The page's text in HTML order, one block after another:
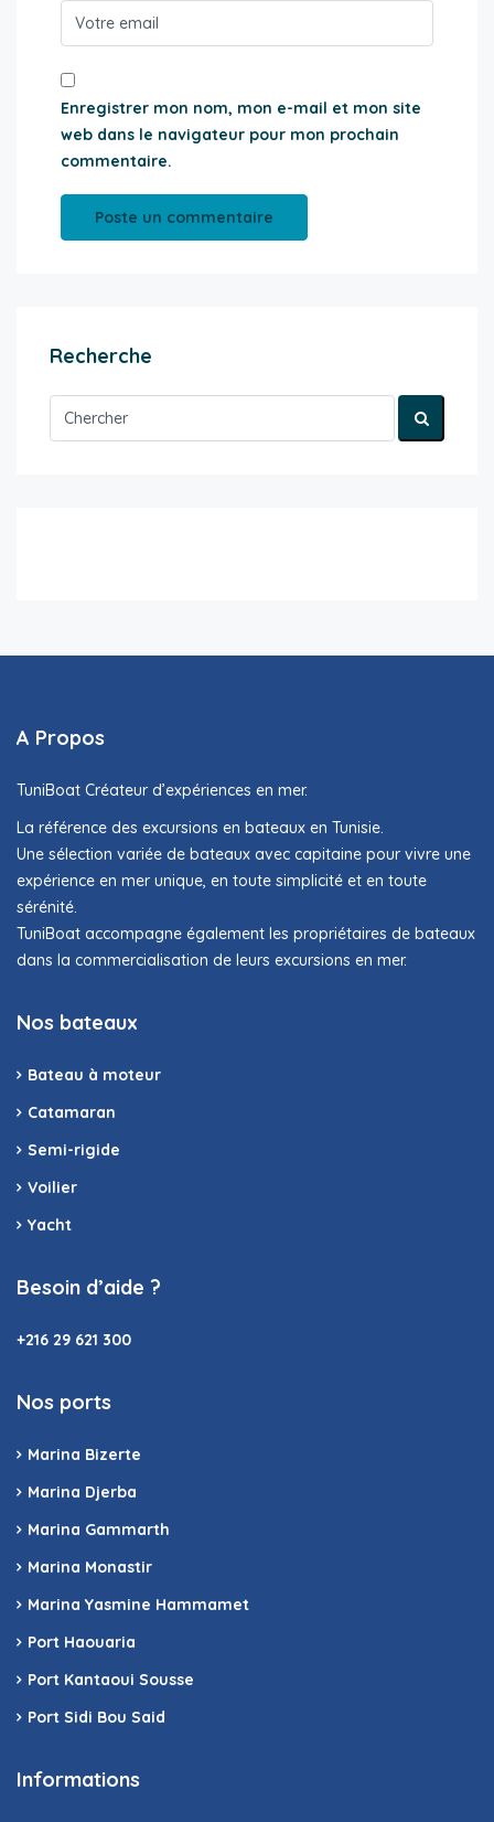
Enregistrer mon nom, mon e-mail et mon site
web dans le navigateur pour mon prochain
commentaire.
Recherche
A Propos
TuniBoat Créateur d’expériences en mer.
La référence des excursions en bateaux en Tunisie.
Une sélection variée de bateaux avec capitaine pour vivre une
expérience en mer unique, en toute simplicité et en toute
sérénité.
TuniBoat accompagne également les propriétaires de bateaux
dans la commercialisation de leurs excursions en mer.
Nos bateaux
Bateau à moteur
Catamaran
Semi-rigide
Voilier
Yacht
Besoin d’aide ?
+216 29 621 300
Nos ports
Marina Bizerte
Marina Djerba
Marina Gammarth
Marina Monastir
Marina Yasmine Hammamet
Port Haouaria
Port Kantaoui Sousse
Port Sidi Bou Said
Informations